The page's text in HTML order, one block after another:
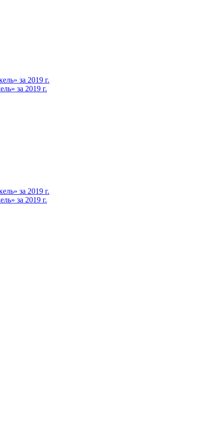
за 2019 г.
за 2019 г.
за 2019 г.
за 2019 г.